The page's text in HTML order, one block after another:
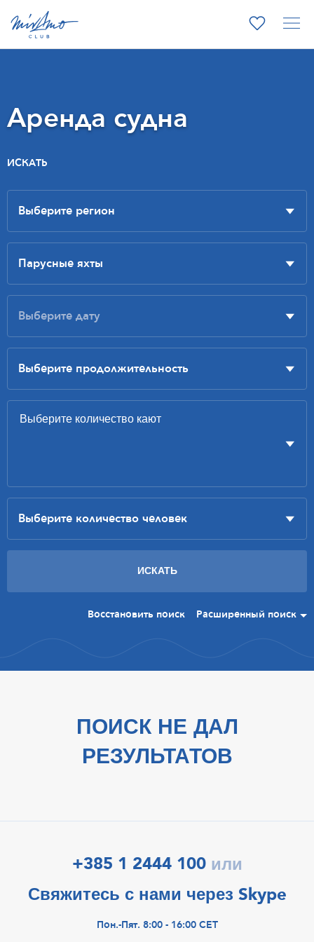
Аренда судна
ИСКАТЬ
Восстановить поиск Расширенный поиск
ПОИСК НЕ ДАЛ
РЕЗУЛЬТАТОВ
+385 1 2444 100 или
Свяжитесь с нами через Skype
Пон.-Пят. 8:00 - 16:00 CET